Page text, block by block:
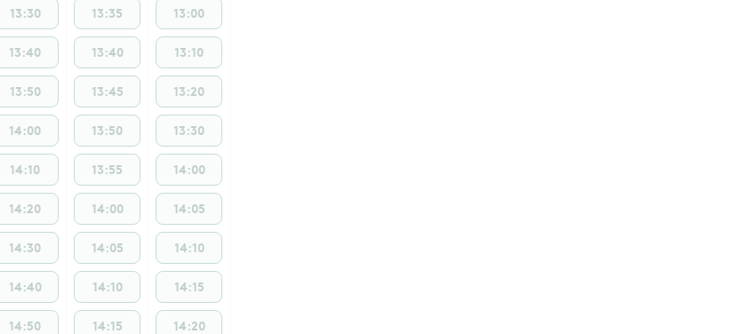
13:30
13:40
13:50
14:00
14:10
14:20
14:30
14:40
14:50
13:35
13:40
13:45
13:50
13:55
14:00
14:05
14:10
14:15
13:00
13:10
13:20
13:30
14:00
14:05
14:10
14:15
14:20